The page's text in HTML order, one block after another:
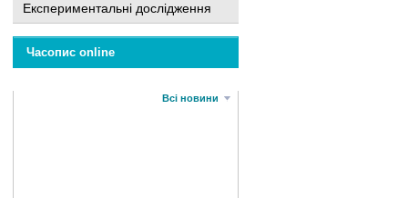
Експериментальні дослідження
Часопис online
Всі новини